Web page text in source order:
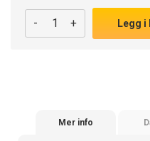
- + Legg i
Mer info